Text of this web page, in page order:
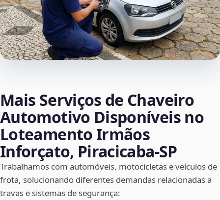
Mais Serviços de Chaveiro
Automotivo Disponíveis no
Loteamento Irmãos
Inforçato, Piracicaba‑SP
Trabalhamos com automóveis, motocicletas e veículos de
frota, solucionando diferentes demandas relacionadas a
travas e sistemas de segurança: